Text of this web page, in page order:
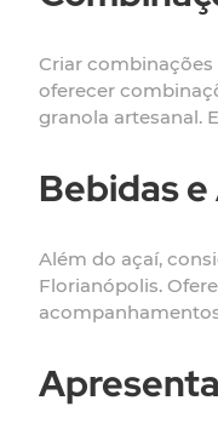
Criar
oferecer
granola artesanal.
Bebidas
Além do açaí,
Florianópolis.